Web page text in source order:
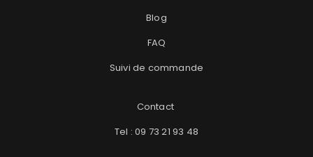
Type : coquille de protection pour femme
Blog
FAQ
Suivi de commande
Contact
Tel : 09 73 21 93 48